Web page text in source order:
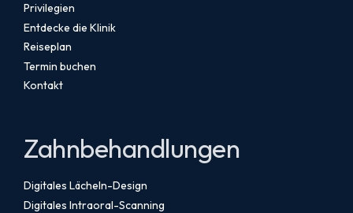
Privilegien
Entdecke die Klinik
Reiseplan
Termin buchen
Kontakt
Zahnbehandlungen
Digitales Lächeln-Design
Digitales Intraoral-Scanning